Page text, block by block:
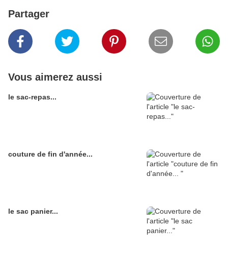
Partager
Vous aimerez aussi
le sac-repas...
couture de fin d'année...
le sac panier...